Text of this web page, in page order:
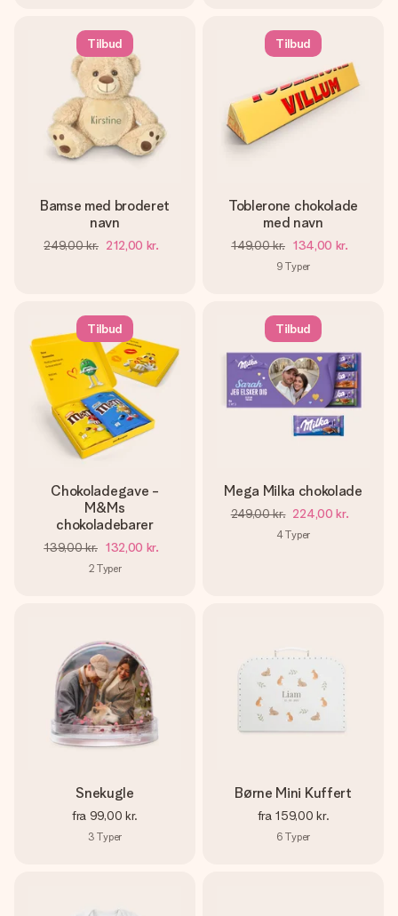
Tilbud
Bamse med broderet
navn
249,00 kr. 212,00 kr.
Tilbud
Toblerone chokolade
med navn
149,00 kr. 134,00 kr.
9 Typer
Tilbud
Chokoladegave -
M&Ms
chokoladebarer
139,00 kr. 132,00 kr.
2 Typer
Tilbud
Mega Milka chokolade
249,00 kr. 224,00 kr.
4Typer
Snekugle
fra 99,00 kr.
3 Typer
Børne Mini Kuffert
fra 159,00 kr.
6 Typer